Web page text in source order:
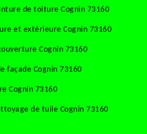
de toiture Cognin 73160
et extérieure Cognin 73160
Cognin 73160
façade Cognin 73160
Cognin 73160
de tuile Cognin 73160